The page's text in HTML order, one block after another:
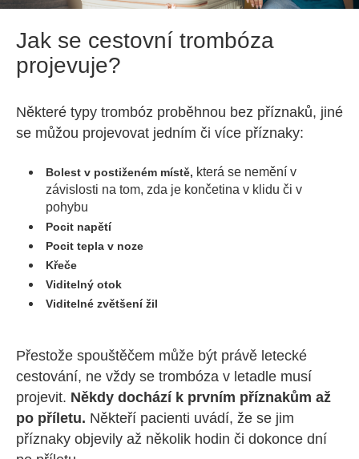
Jak se cestovní trombóza
projevuje?
Některé typy trombóz proběhnou bez příznaků, jiné
se můžou projevovat jedním či více příznaky:
Bolest v postiženém místě, která se nemění v
závislosti na tom, zda je končetina v klidu či v
pohybu
Pocit napětí
Pocit tepla v noze
Křeče
Viditelný otok
Viditelné zvětšení žil
Přestože spouštěčem může být právě letecké
cestování, ne vždy se trombóza v letadle musí
projevit. Někdy dochází k prvním příznakům až
po příletu. Někteří pacienti uvádí, že se jim
příznaky objevily až několik hodin či dokonce dní